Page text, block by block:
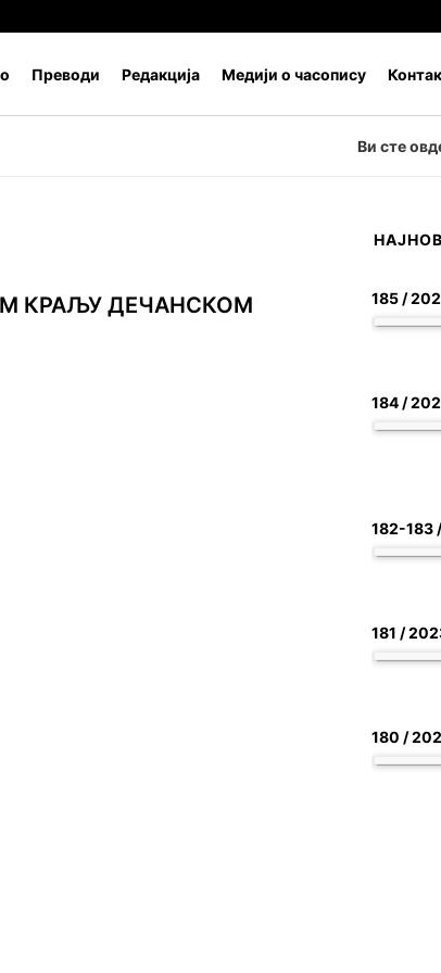
Преводи Редакција Медији о часопису
Ви сте
КРАЉУ ДЕЧАНСКОМ
185 /
184 /
182-183
181 /
180 /